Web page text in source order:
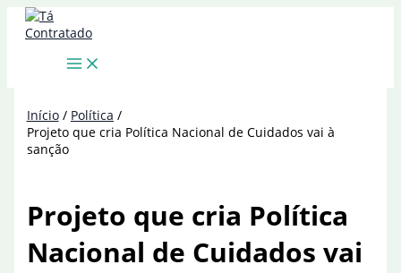
para
Início
Política
Projeto que cria Política Nacional de Cuidados vai à
sanção
Projeto que cria Política
Nacional de Cuidados vai